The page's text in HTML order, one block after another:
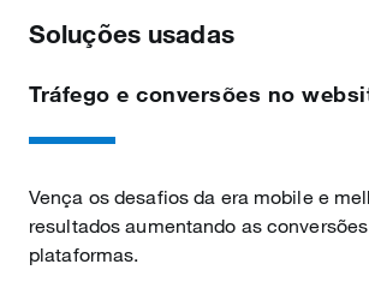
Soluções usadas
Tráfego e conversões no
Vença os desafios da era mobile e
resultados aumentando as
plataformas.